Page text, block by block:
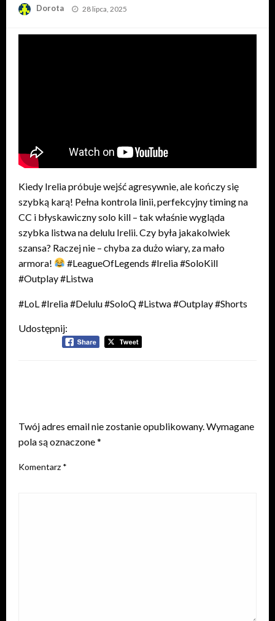
Dorota
Opublikowane
28 lipca, 2025
Kiedy Irelia próbuje wejść agresywnie, ale kończy się
szybką karą! Pełna kontrola linii, perfekcyjny timing na
CC i błyskawiczny solo kill – tak właśnie wygląda
szybka listwa na delulu Irelii. Czy była jakakolwiek
szansa? Raczej nie – chyba za dużo wiary, za mało
armora!
#LeagueOfLegends #Irelia #SoloKill
#Outplay #Listwa
#LoL #Irelia #Delulu #SoloQ #Listwa #Outplay #Shorts
Udostępnij:
Twój adres email nie zostanie opublikowany.Wymagane
pola są oznaczone*
Komentarz *